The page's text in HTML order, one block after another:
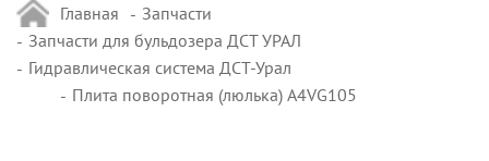
Главная
Запчасти
Запчасти для бульдозера ДСТ УРАЛ
Гидравлическая система ДСТ-Урал
Плита поворотная (люлька) A4VG105